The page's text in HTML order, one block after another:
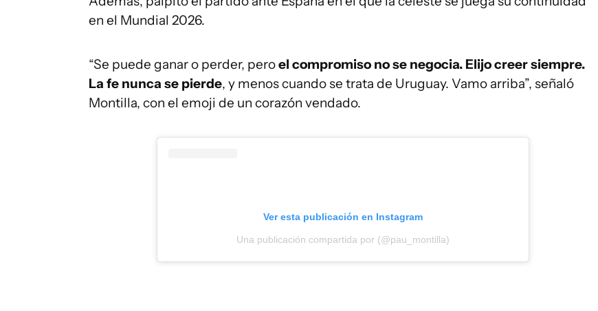
en el Mundial 2026.
“Se puede ganar o perder, peroel compromiso no se negocia. Elijo creer siempre.
La fe nunca se pierde, y menos cuando se trata de Uruguay. Vamo arriba”, señaló
Montilla, con el emoji de un corazón vendado.
Ver esta publicación en Instagram
Una publicación compartida por (@pau_montilla)